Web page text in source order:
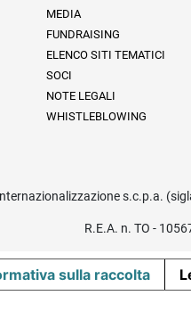
Informazioni legali e
MEDIA
FUNDRAISING
ELENCO SITI TEMATICI
SOCI
NOTE LEGALI
WHISTLEBLOWING
s.c.p.a.
R.E.A. n. TO -
sulla raccolta